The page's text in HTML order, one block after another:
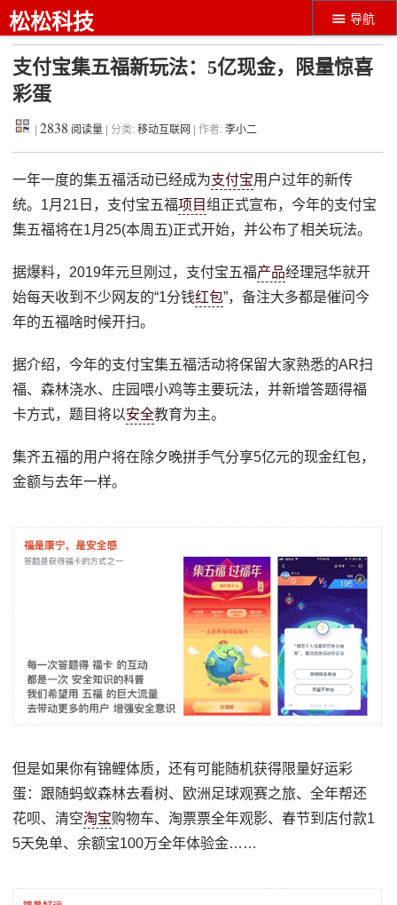
导航
松松科技
支付宝集五福新玩法：5亿现金，限量惊喜
彩蛋
|2838 阅读量 | 分类:移动互联网 | 作者:李小二
一年一度的集五福活动已经成为支付宝用户过年的新传
统。1月21日，支付宝五福项目组正式宣布，今年的支付宝
集五福将在1月25(本周五)正式开始，并公布了相关玩法。
据爆料，2019年元旦刚过，支付宝五福产品经理冠华就开
始每天收到不少网友的“1分钱红包”，备注大多都是催问今
年的五福啥时候开扫。
据介绍，今年的支付宝集五福活动将保留大家熟悉的AR扫
福、森林浇水、庄园喂小鸡等主要玩法，并新增答题得福
卡方式，题目将以安全教育为主。
集齐五福的用户将在除夕晚拼手气分享5亿元的现金红包，
金额与去年一样。
但是如果你有锦鲤体质，还有可能随机获得限量好运彩
蛋：跟随蚂蚁森林去看树、欧洲足球观赛之旅、全年帮还
花呗、清空淘宝购物车、淘票票全年观影、春节到店付款1
5天免单、余额宝100万全年体验金……